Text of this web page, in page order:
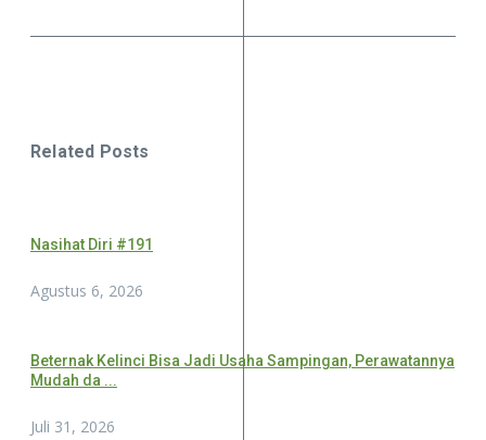
Related Posts
Nasihat Diri #191
Agustus 6, 2026
Beternak Kelinci Bisa Jadi Usaha Sampingan, Perawatannya
Mudah da ...
Juli 31, 2026